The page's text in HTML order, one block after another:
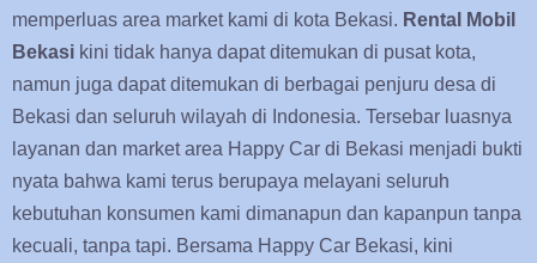
memperluas area market kami di kota Bekasi. Rental Mobil
Bekasi kini tidak hanya dapat ditemukan di pusat kota,
namun juga dapat ditemukan di berbagai penjuru desa di
Bekasi dan seluruh wilayah di Indonesia. Tersebar luasnya
layanan dan market area Happy Car di Bekasi menjadi bukti
nyata bahwa kami terus berupaya melayani seluruh
kebutuhan konsumen kami dimanapun dan kapanpun tanpa
kecuali, tanpa tapi. Bersama Happy Car Bekasi, kini